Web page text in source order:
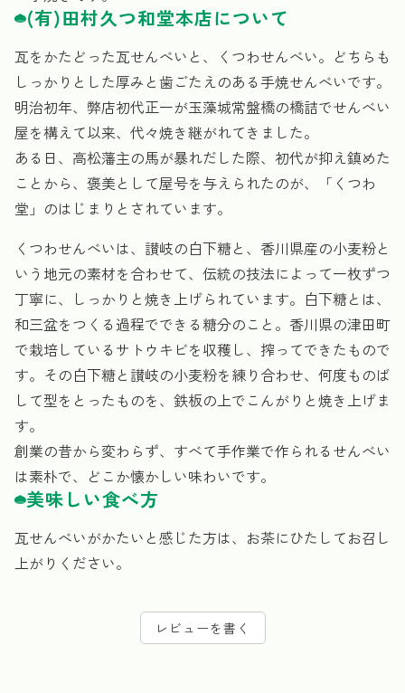
(有)田村久つ和堂本店について
瓦をかたどった瓦せんべいと、くつわせんべい。どちらも
しっかりとした厚みと歯ごたえのある手焼せんべいです。
明治初年、弊店初代正一が玉藻城常盤橋の橋詰でせんべい
屋を構えて以来、代々焼き継がれてきました。
ある日、高松藩主の馬が暴れだした際、初代が抑え鎮めた
ことから、褒美として屋号を与えられたのが、「くつわ
堂」のはじまりとされています。
くつわせんべいは、讃岐の白下糖と、香川県産の小麦粉と
いう地元の素材を合わせて、伝統の技法によって一枚ずつ
丁寧に、しっかりと焼き上げられています。白下糖とは、
和三盆をつくる過程でできる糖分のこと。香川県の津田町
で栽培しているサトウキビを収穫し、搾ってできたもので
す。その白下糖と讃岐の小麦粉を練り合わせ、何度ものば
して型をとったものを、鉄板の上でこんがりと焼き上げま
す。
創業の昔から変わらず、すべて手作業で作られるせんべい
は素朴で、どこか懐かしい味わいです。
美味しい食べ方
瓦せんべいがかたいと感じた方は、お茶にひたしてお召し
上がりください。
レビューを書く